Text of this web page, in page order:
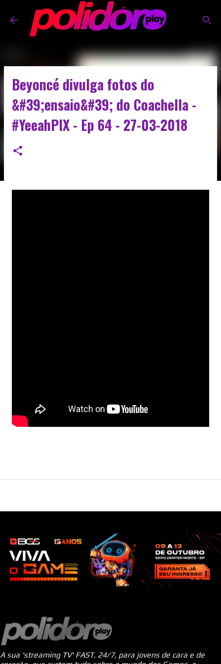
Pular para o conteúdo principal
Beyoncé divulga fotos do
&#39;ensaio&#39; do Coachella -
#YeeahPIX - Ep 64 - 27-03-2018
A sua 'streaming TV' FAST, 24/7, para jovens de cara e de